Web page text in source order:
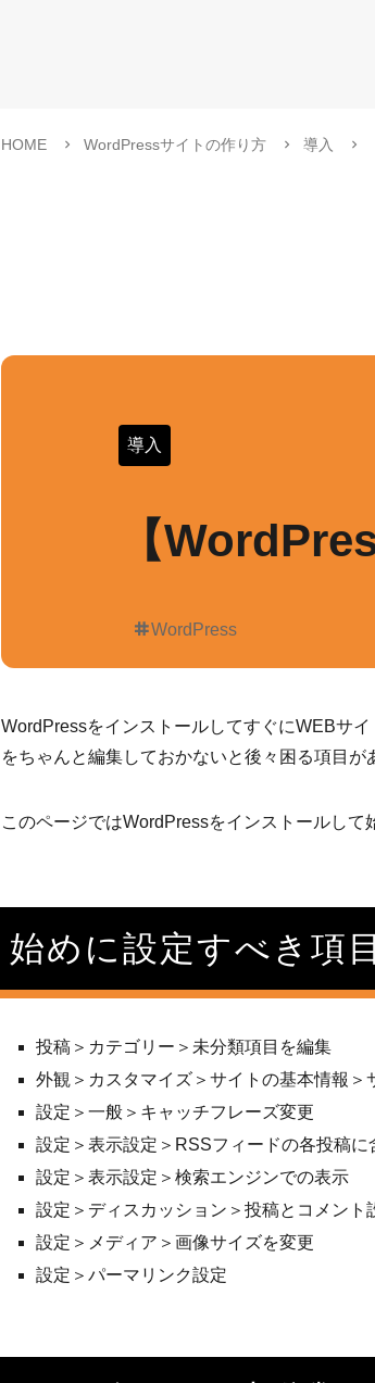
HOME WordPressサイトの作り方 導入
導入
【
WordPress
WordPressをインストールしてすぐにWEBサ
をちゃんと編集しておかないと後々困る項目が
このページではWordPressをインストールして
始めに設定すべき項目
投稿＞カテゴリー＞未分類項目を編集
外観＞カスタマイズ＞サイトの基本情報＞
設定＞一般＞キャッチフレーズ変更
設定＞表示設定＞RSSフィードの各投稿に
設定＞表示設定＞検索エンジンでの表示
設定＞ディスカッション＞投稿とコメント
設定＞メディア＞画像サイズを変更
設定＞パーマリンク設定